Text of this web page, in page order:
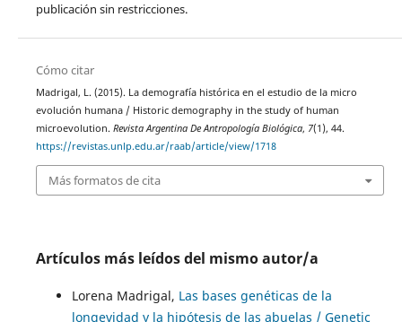
publicación sin restricciones.
Cómo citar
Madrigal, L. (2015). La demografía histórica en el estudio de la micro
evolución humana / Historic demography in the study of human
microevolution. Revista Argentina De Antropología Biológica, 7(1), 44.
https://revistas.unlp.edu.ar/raab/article/view/1718
Más formatos de cita
Artículos más leídos del mismo autor/a
Lorena Madrigal, Las bases genéticas de la
longevidad y la hipótesis de las abuelas / Genetic